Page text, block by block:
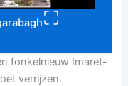
fonkelnieuw Imaret-
verrijzen.